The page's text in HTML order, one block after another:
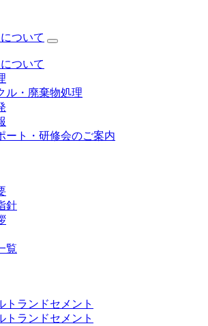
ついて
ついて
ル・廃棄物処理
ート・研修会のご案内
針
覧
トランドセメント
トランドセメント